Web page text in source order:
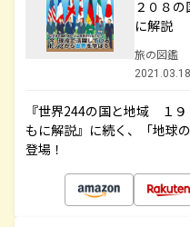
２０８
に解説
旅の図鑑
『世界244の国と地域 １
もに解説』に続く、「地球
登場！